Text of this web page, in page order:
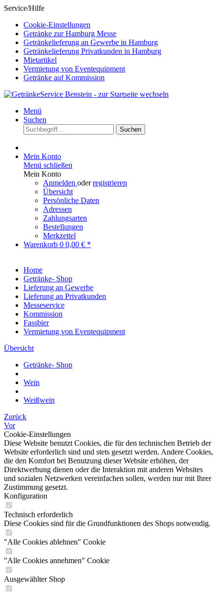
Service/Hilfe
Cookie-Einstellungen
Getränke zur Hamburg Messe
Getränkelieferung an Gewerbe in Hamburg
Getränkelieferung Privatkunden in Hamburg
Mietartikel
Vermietung von Eventequipment
Getränke auf Kommission
Menü
Suchen
Suchen
Mein Konto
Menü schließen
Mein Konto
Anmelden oderregistrieren
Übersicht
Persönliche Daten
Adressen
Zahlungsarten
Bestellungen
Merkzettel
Warenkorb 0 0,00 € *
Home
Getränke- Shop
Lieferung an Gewerbe
Lieferung an Privatkunden
Messeservice
Kommission
Fassbier
Vermietung von Eventequipment
Übersicht
Getränke- Shop
Wein
Weißwein
Zurück
Vor
Cookie-Einstellungen
Diese Website benutzt Cookies, die für den technischen Betrieb der
Website erforderlich sind und stets gesetzt werden. Andere Cookies,
die den Komfort bei Benutzung dieser Website erhöhen, der
Direktwerbung dienen oder die Interaktion mit anderen Websites
und sozialen Netzwerken vereinfachen sollen, werden nur mit Ihrer
Zustimmung gesetzt.
Konfiguration
Technisch erforderlich
Diese Cookies sind für die Grundfunktionen des Shops notwendig.
"Alle Cookies ablehnen" Cookie
"Alle Cookies annehmen" Cookie
Ausgewählter Shop